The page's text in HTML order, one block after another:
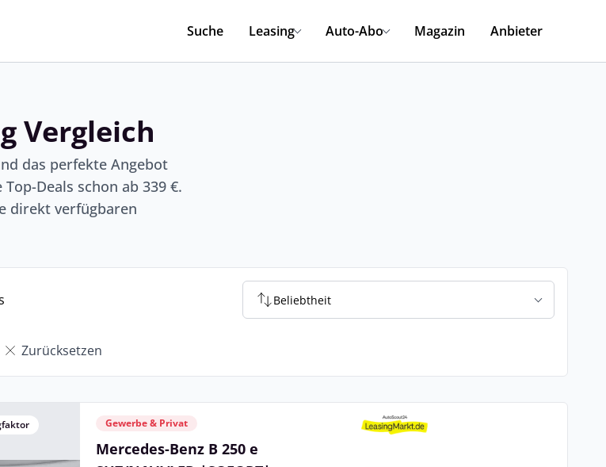
Suche Leasing Auto-Abo Magazin Anbieter
Vergleich
das perfekte Angebot
Deals schon ab 339 €.
direkt verfügbaren
Beliebtheit
Zurücksetzen
Gewerbe & Privat
Mercedes-Benz B 250 e